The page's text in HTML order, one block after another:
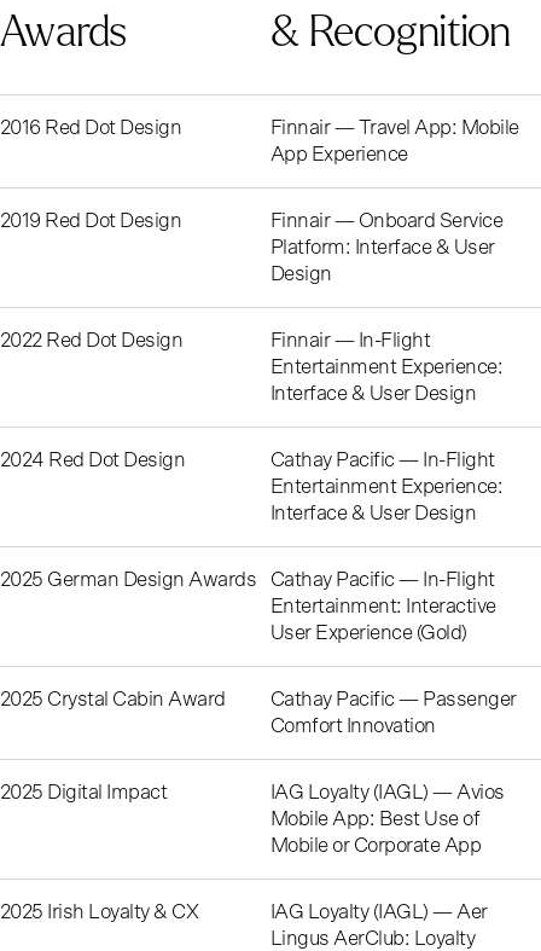
Awards & Recognition
2016 Red Dot Design
Finnair — Travel App: Mobile
App Experience
2019 Red Dot Design
Finnair — Onboard Service
Platform: Interface & User
Design
2022 Red Dot Design
Finnair — In-Flight
Entertainment Experience:
Interface & User Design
2024 Red Dot Design
Cathay Pacific — In-Flight
Entertainment Experience:
Interface & User Design
2025 German Design Awards
Cathay Pacific — In-Flight
Entertainment: Interactive
User Experience (Gold)
2025 Crystal Cabin Award
Cathay Pacific — Passenger
Comfort Innovation
2025 Digital Impact
IAG Loyalty (IAGL) — Avios
Mobile App: Best Use of
Mobile or Corporate App
2025 Irish Loyalty & CX
IAG Loyalty (IAGL) — Aer
Lingus AerClub: Loyalty